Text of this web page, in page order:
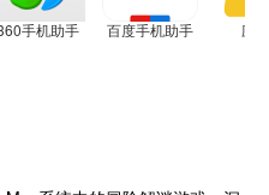
手机助手 百度手机助手 应